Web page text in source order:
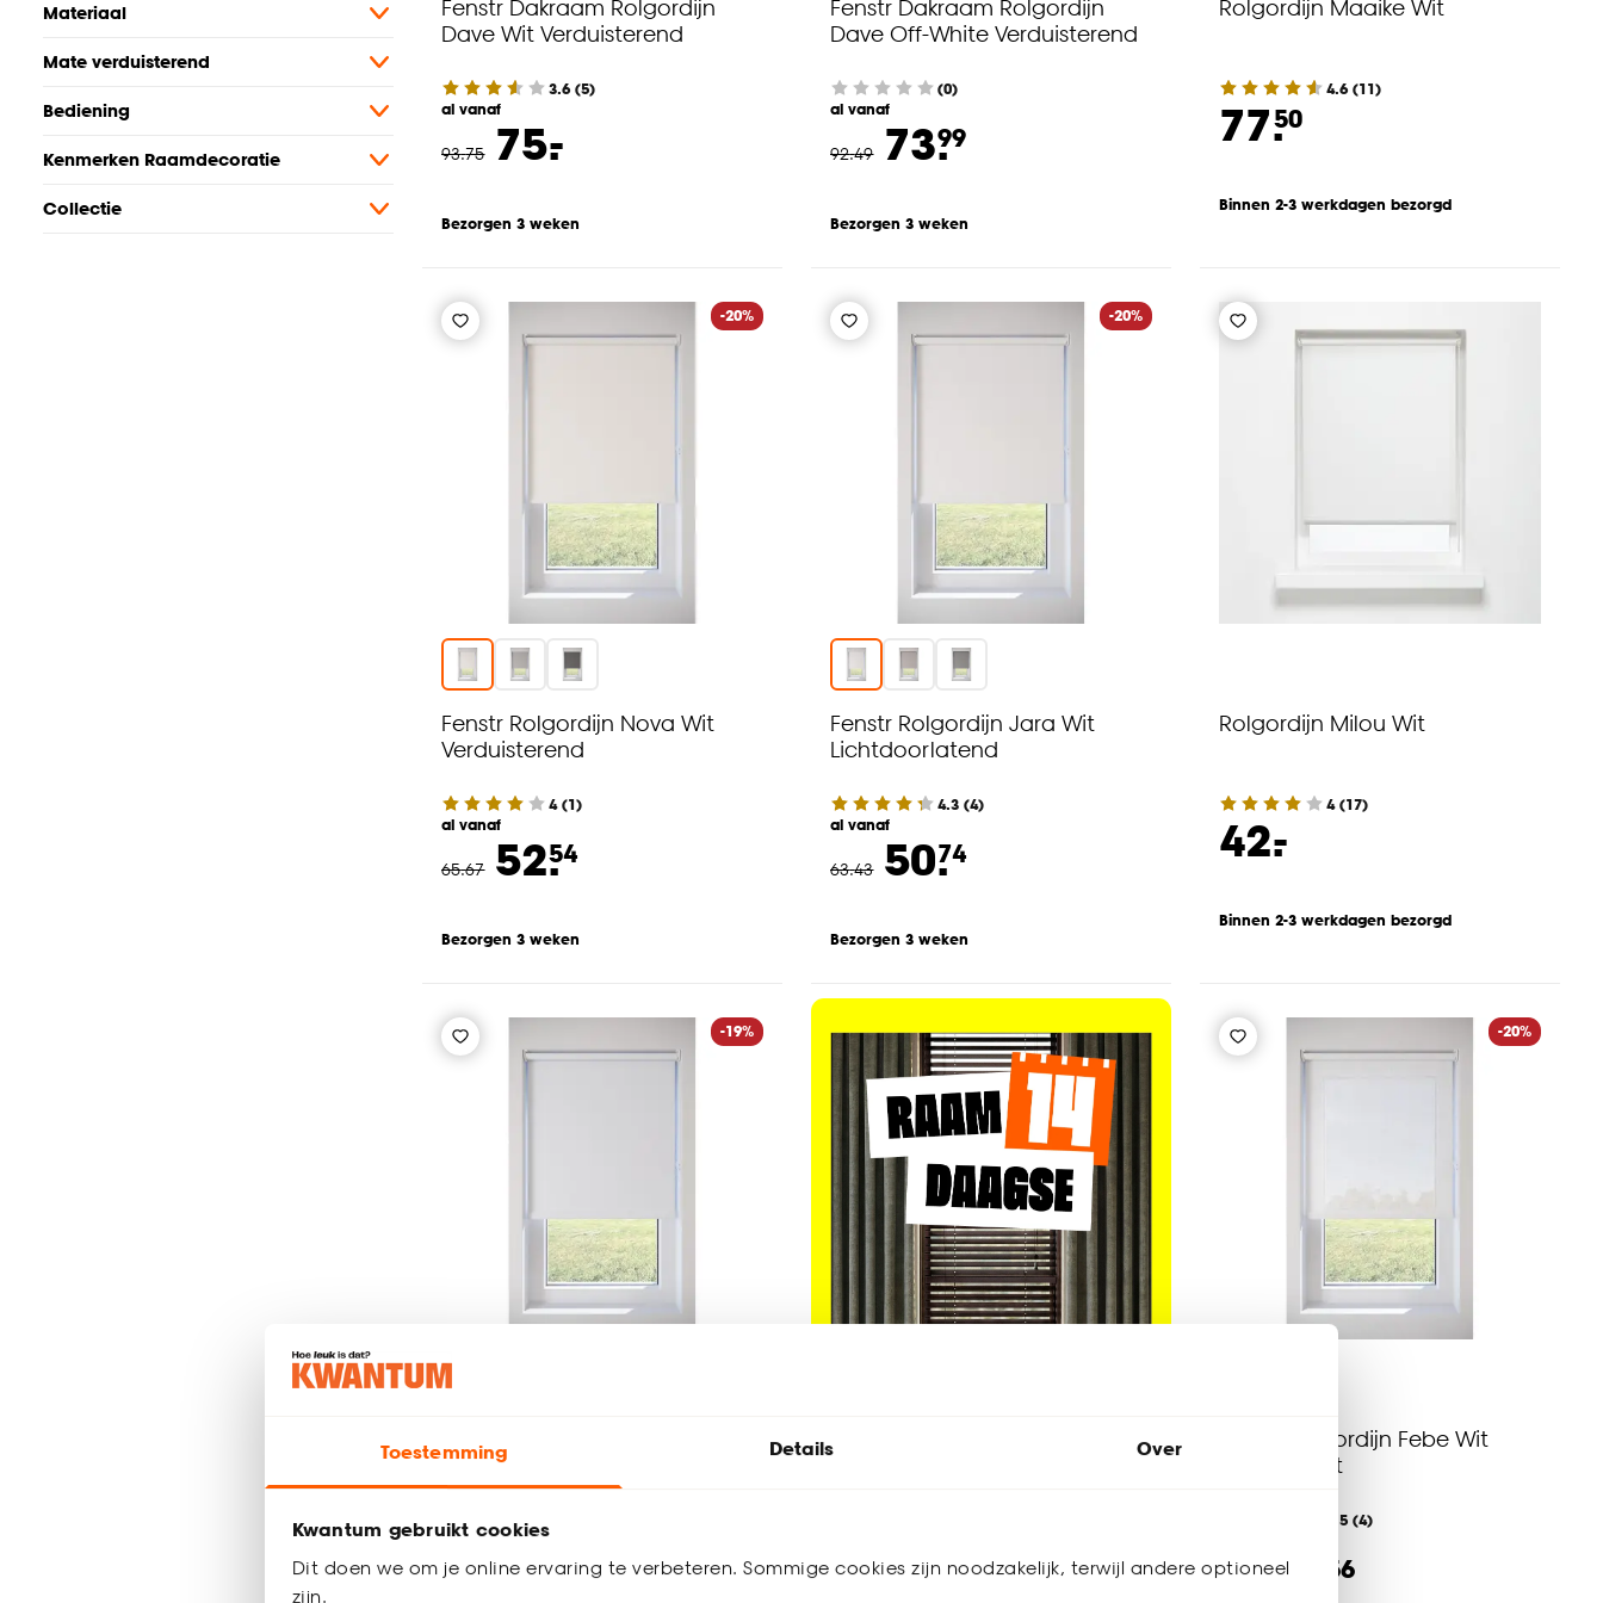
Toestemming Details Over
Kwantum gebruikt cookies
Dit doen we om je online ervaring te verbeteren. Sommige cookies zijn noodzakelijk, terwijl andere optioneel
zijn.
Materiaal
Mate verduisterend
Bediening
Kenmerken Raamdecoratie
Collectie
Fenstr Dakraam Rolgordijn
Dave Wit Verduisterend
3.6 (5)
al vanaf
93.75 75.
-
Bezorgen 3 weken
Fenstr Dakraam Rolgordijn
Dave Off-White Verduisterend
(0)
al vanaf
92.49 73.99
Bezorgen 3 weken
Rolgordijn Maaike Wit
4.6 (11)
77.50
Binnen 2-3 werkdagen bezorgd
-20%
Fenstr Rolgordijn Nova Wit
Verduisterend
4(1)
al vanaf
65.67 52.54
Bezorgen 3 weken
-20%
Fenstr Rolgordijn Jara Wit
Lichtdoorlatend
4.3 (4)
al vanaf
63.43 50.74
Bezorgen 3 weken
Rolgordijn Milou Wit
4(17)
42.
-
Binnen 2-3 werkdagen bezorgd
-19%
Verduisterend
al vanaf
50 40.88
-20%
Fenstr Rolgordijn Febe Wit
Transparant
4.5 (4)
50. 56